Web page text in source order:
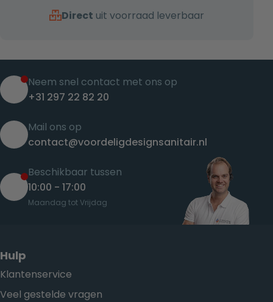
Direct uit voorraad leverbaar
Neem snel contact met ons op
+31 297 22 82 20
Mail ons op
contact@voordeligdesignsanitair.nl
Beschikbaar tussen
10:00 - 17:00
Maandag tot Vrijdag
Hulp
Klantenservice
Veel gestelde vragen